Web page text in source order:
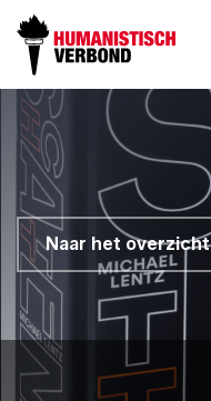
Naar het overzicht